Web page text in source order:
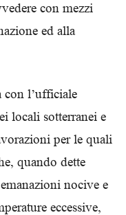
con mezzi
ed alla
con l’ufficiale
locali sotterranei e
per le quali
quando dette
nocive e
eccessive,